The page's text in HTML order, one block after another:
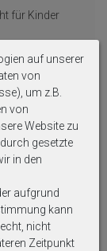
für Kinder
sofern
auf unserer
von
um z.B.
von
Website zu
gesetzte
in den
aufgrund
kann
nicht
Zeitpunkt